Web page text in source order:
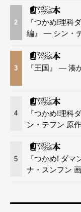
2
『つかめ!理科
編』 — シン・
3 『王国』 — 湊
4
『つかめ!理科
ン・テフン 原
5
『つかめ! ダ
ナ・スンフン